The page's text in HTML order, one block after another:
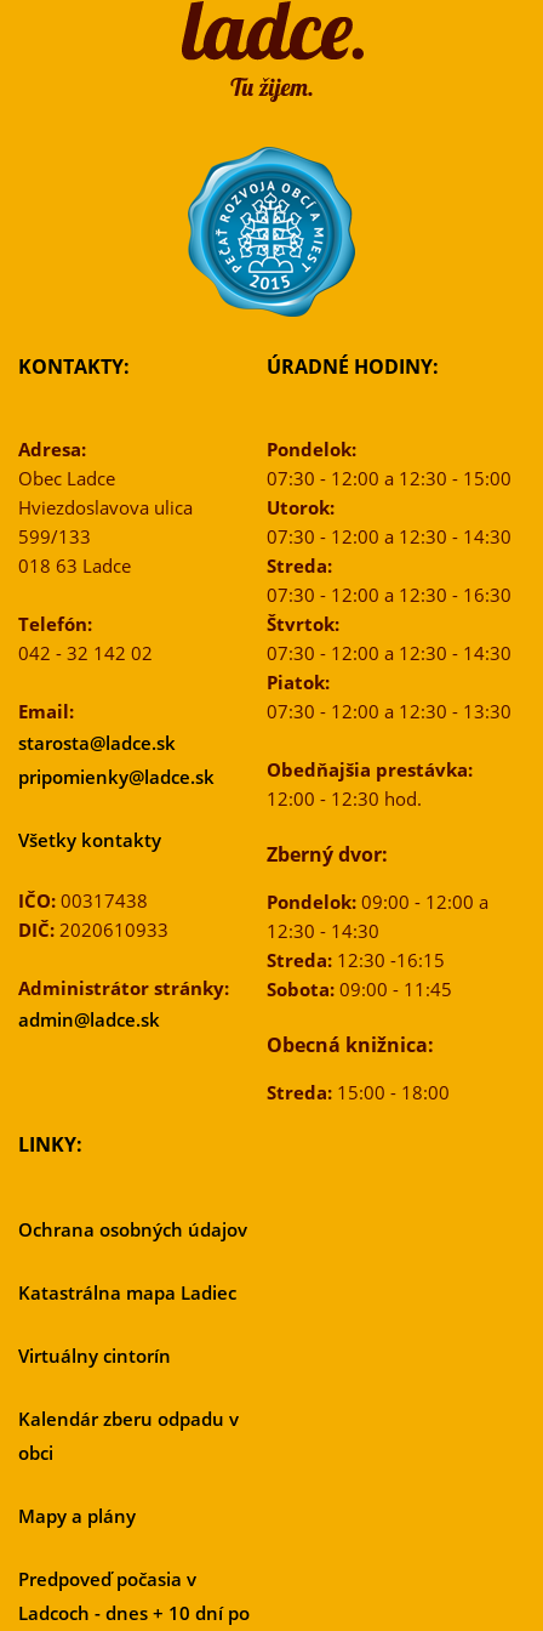
KONTAKTY:
Adresa:
Obec Ladce
Hviezdoslavova ulica
599/133
018 63 Ladce
Telefón:
042 - 32 142 02
Email:
starosta@ladce.sk
pripomienky@ladce.sk
Všetky kontakty
IČO: 00317438
DIČ: 2020610933
Administrátor stránky:
admin@ladce.sk
ÚRADNÉ HODINY:
Pondelok:
07:30 - 12:00 a 12:30 - 15:00
Utorok:
07:30 - 12:00 a 12:30 - 14:30
Streda:
07:30 - 12:00 a 12:30 - 16:30
Štvrtok:
07:30 - 12:00 a 12:30 - 14:30
Piatok:
07:30 - 12:00 a 12:30 - 13:30
Obedňajšia prestávka:
12:00 - 12:30 hod.
Zberný dvor:
Pondelok:09:00 - 12:00 a
12:30 - 14:30
Streda:12:30 -16:15
Sobota:09:00 - 11:45
Obecná knižnica:
Streda:15:00 - 18:00
LINKY:
Ochrana osobných údajov
Katastrálna mapa Ladiec
Virtuálny cintorín
Kalendár zberu odpadu v
obci
Mapy a plány
Predpoveď počasia v
Ladcoch - dnes + 10 dní po